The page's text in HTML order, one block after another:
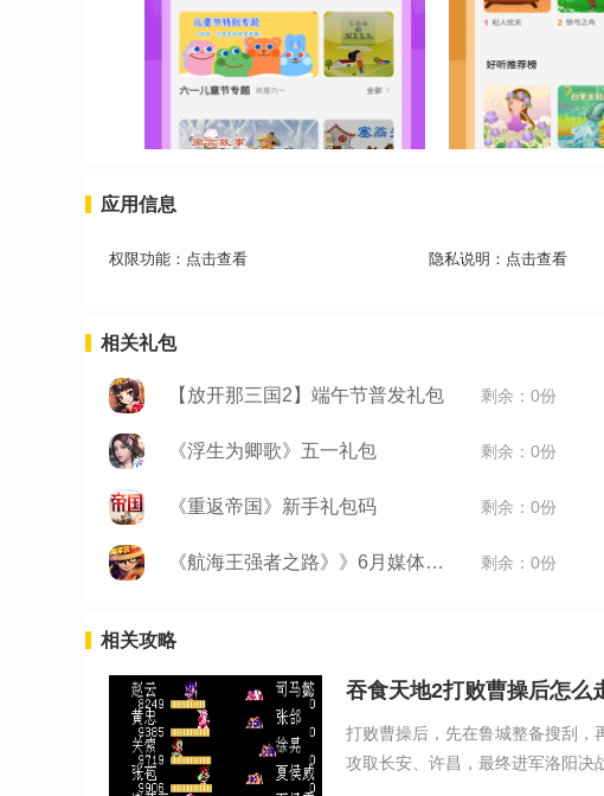
应用信息
权限功能： 点击查看 隐私说明： 点击查看
相关礼包
【放开那三国2】端午节普发礼包 剩余：0份
《浮生为卿歌》五一礼包 剩余：0份
《重返帝国》新手礼包码 剩余：0份
《航海王强者之路》》6月媒体礼包 剩余：0份
相关攻略
吞食天地2打败曹操后怎么
打败曹操后，先在鲁城整备搜刮，
攻取长安、许昌，最终进军洛阳决